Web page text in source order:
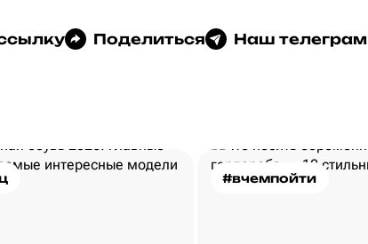
Поделиться Наш телеграм
#вчемпойти